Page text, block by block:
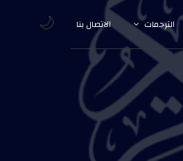
الترجمات الاتصال بنا 🌙